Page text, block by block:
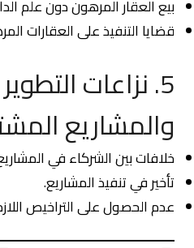
بيع العقار المرهون دون علم
قضايا التنفيذ على العقارات
5. نزاعات
والمشاريع
خلافات بين الشركاء في
تأخير في تنفيذ المشاريع.
عدم الحصول على التراخيص